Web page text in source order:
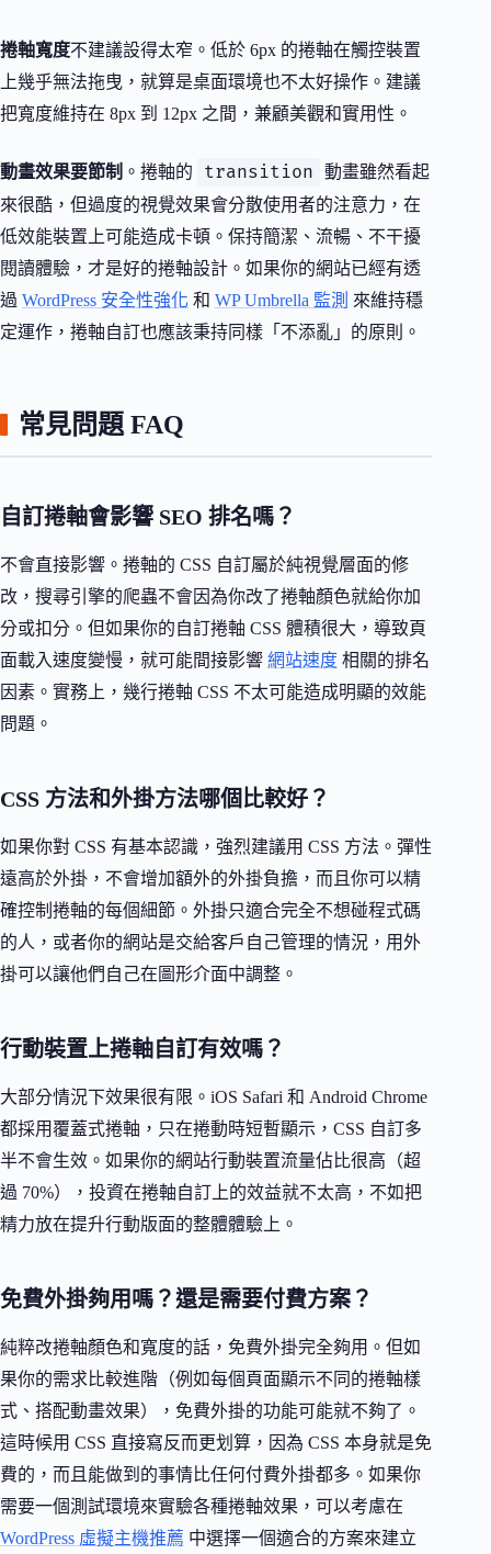
捲軸寬度不建議設得太窄。低於 6px 的捲軸在觸控裝置
上幾乎無法拖曳，就算是桌面環境也不太好操作。建議
把寬度維持在 8px 到 12px 之間，兼顧美觀和實用性。
動畫效果要節制 。捲軸的 transition
動畫雖然看起
來很酷，但過度的視覺效果會分散使用者的注意力，在
低效能裝置上可能造成卡頓。保持簡潔、流暢、不干擾
閱讀體驗，才是好的捲軸設計。如果你的網站已經有透
過 WordPress 安全性強化 和 WP Umbrella 監測 來維持穩
定運作，捲軸自訂也應該秉持同樣「不添亂」的原則。
常見問題 FAQ
自訂捲軸會影響 SEO 排名嗎？
不會直接影響。捲軸的 CSS 自訂屬於純視覺層面的修
改，搜尋引擎的爬蟲不會因為你改了捲軸顏色就給你加
分或扣分。但如果你的自訂捲軸 CSS 體積很大，導致頁
面載入速度變慢，就可能間接影響 網站速度 相關的排名
因素。實務上，幾行捲軸 CSS 不太可能造成明顯的效能
問題。
CSS 方法和外掛方法哪個比較好？
如果你對 CSS 有基本認識，強烈建議用 CSS 方法。彈性
遠高於外掛，不會增加額外的外掛負擔，而且你可以精
確控制捲軸的每個細節。外掛只適合完全不想碰程式碼
的人，或者你的網站是交給客戶自己管理的情況，用外
掛可以讓他們自己在圖形介面中調整。
行動裝置上捲軸自訂有效嗎？
大部分情況下效果很有限。iOS Safari 和 Android Chrome
都採用覆蓋式捲軸，只在捲動時短暫顯示，CSS 自訂多
半不會生效。如果你的網站行動裝置流量佔比很高（超
過 70%），投資在捲軸自訂上的效益就不太高，不如把
精力放在提升行動版面的整體體驗上。
免費外掛夠用嗎？還是需要付費方案？
純粹改捲軸顏色和寬度的話，免費外掛完全夠用。但如
果你的需求比較進階（例如每個頁面顯示不同的捲軸樣
式、搭配動畫效果），免費外掛的功能可能就不夠了。
這時候用 CSS 直接寫反而更划算，因為 CSS 本身就是免
費的，而且能做到的事情比任何付費外掛都多。如果你
需要一個測試環境來實驗各種捲軸效果，可以考慮在
WordPress 虛擬主機推薦 中選擇一個適合的方案來建立